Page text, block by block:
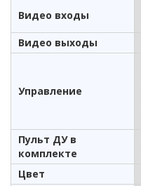
Видео входы
Видео выходы
Управление
Пульт ДУ в
комплекте
Цвет